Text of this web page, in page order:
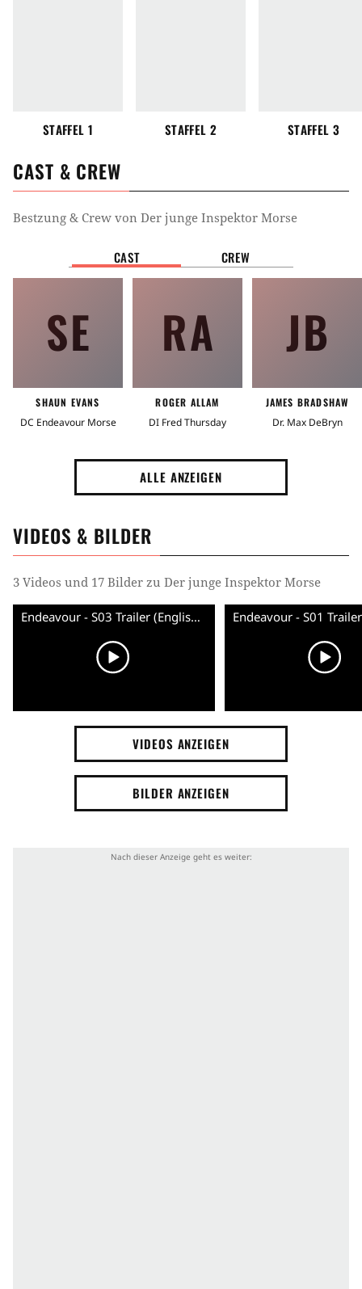
STAFFEL 1 STAFFEL 2 STAFFEL 3
CAST & CREW
Bestzung & Crew von Der junge Inspektor Morse
CAST CREW
SE
SHAUN EVANS
DC Endeavour Morse
RA
ROGER ALLAM
DI Fred Thursday
JB
JAMES BRADSHAW
Dr. Max DeBryn
ALLE ANZEIGEN
VIDEOS & BILDER
3 Videos und 17 Bilder zu Der junge Inspektor Morse
Endeavour - S03 Trailer (English) HD
VIDEOS ANZEIGEN
BILDER ANZEIGEN